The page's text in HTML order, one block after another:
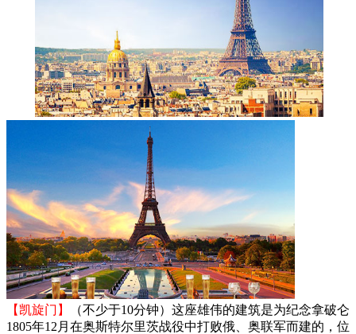
【凯旋门】
（不少于10分钟）这座雄伟的建筑是为纪念拿破仑
1805年12月在奥斯特尔里茨战役中打败俄、奥联军而建的，位